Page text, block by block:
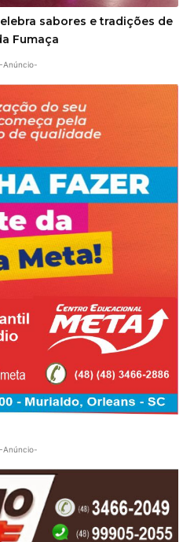
sabores e tradições de
Fumaça
-Anúncio-
-Anúncio-